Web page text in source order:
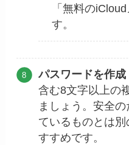
「無料の
す。
パスワードを作成
含む8文字以上の
ましょう。安全
ているものとは
すすめです。